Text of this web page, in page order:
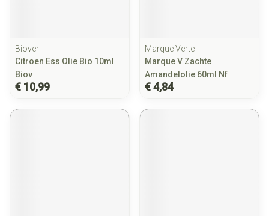
Biover
Citroen Ess Olie Bio 10ml
Biov
€ 10,99
Marque Verte
Marque V Zachte
Amandelolie 60ml Nf
€ 4,84